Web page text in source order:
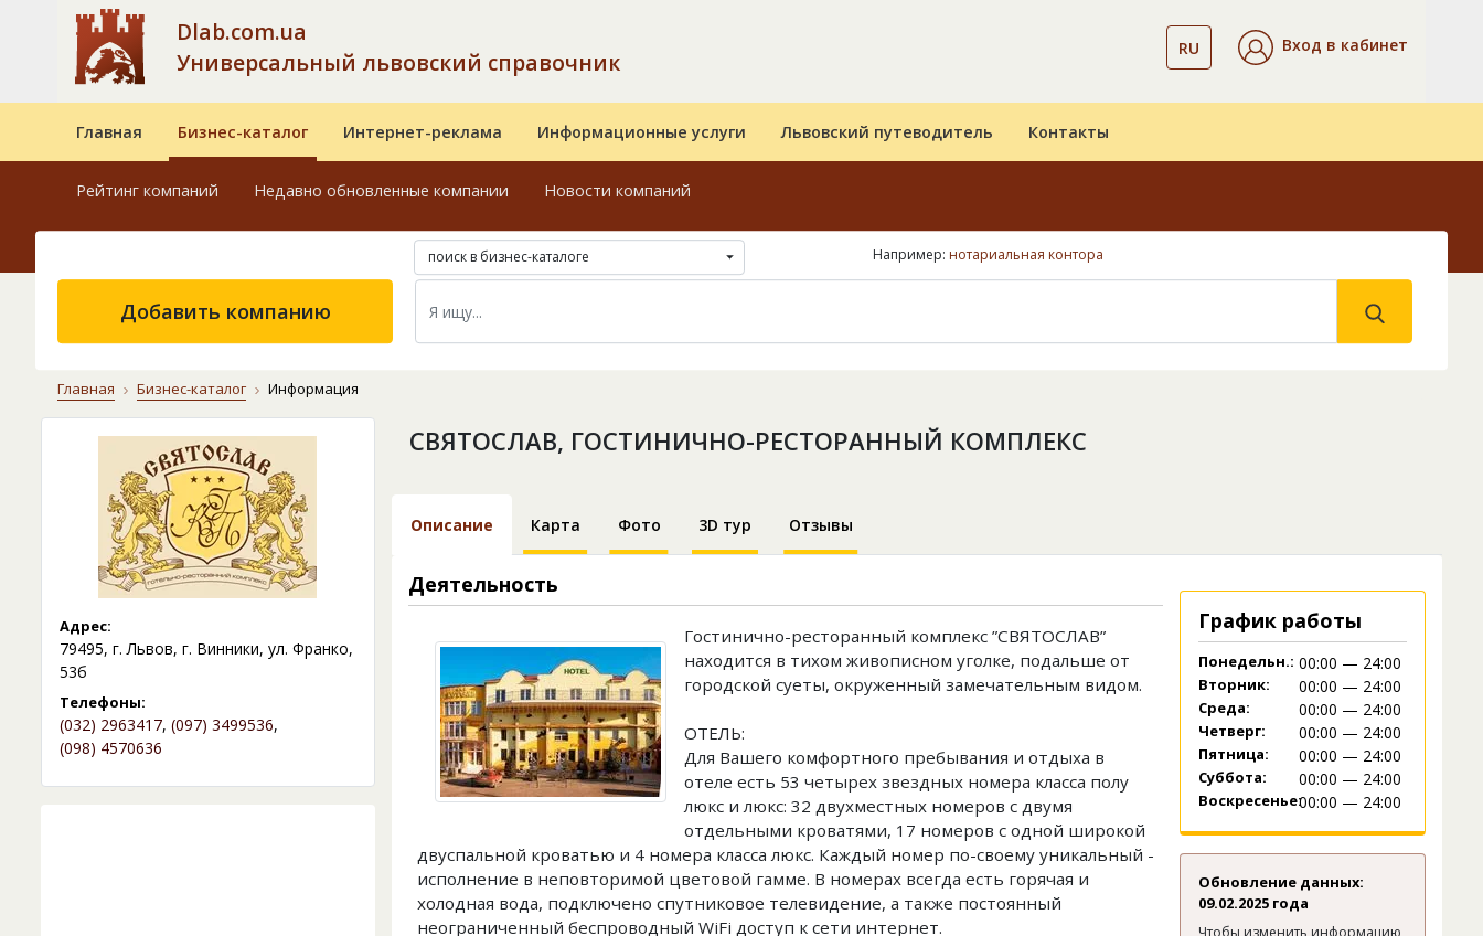
Dlab.com.ua
Универсальный львовский справочник
RU Вход в кабинет
Главная Бизнес-каталог Интернет-реклама Информационные услуги Львовский путеводитель Контакты
Рейтинг компаний Недавно обновленные компании Новости компаний
поиск в бизнес-каталоге Например: нотариальная контора
Добавить компанию
Главная Бизнес-каталог Информация
Адрес:
79495, г. Львов, г. Винники, ул. Франко,
53б
Телефоны:
(032) 2963417, (097) 3499536,
(098) 4570636
СВЯТОСЛАВ, ГОСТИНИЧНО-РЕСТОРАННЫЙ КОМПЛЕКС
Описание Карта Фото 3D тур Отзывы
Деятельность
Гостинично-ресторанный комплекс ”СВЯТОСЛАВ”
находится в тихом живописном уголке, подальше от
городской суеты, окруженный замечательным видом.
ОТЕЛЬ:
Для Вашего комфортного пребывания и отдыха в
отеле есть 53 четырех звездных номера класса полу
люкс и люкс: 32 двухместных номеров с двумя
отдельными кроватями, 17 номеров с одной широкой
двуспальной кроватью и 4 номера класса люкс. Каждый номер по-своему уникальный -
исполнение в неповторимой цветовой гамме. В номерах всегда есть горячая и
холодная вода, подключено спутниковое телевидение, а также постоянный
неограниченный беспроводный WiFi доступ к сети интернет.
График работы
Понедельн.: 00:00 — 24:00
Вторник: 00:00 — 24:00
Среда: 00:00 — 24:00
Четверг: 00:00 — 24:00
Пятница: 00:00 — 24:00
Суббота: 00:00 — 24:00
Воскресенье:00:00 — 24:00
Обновление данных:
09.02.2025 года